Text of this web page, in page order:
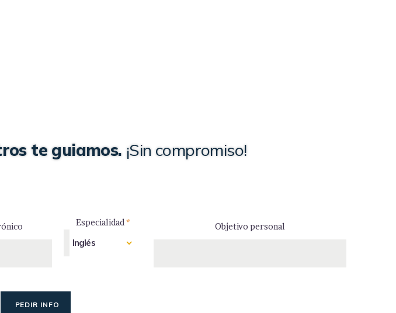
te guiamos. ¡Sin compromiso!
Especialidad * Objetivo personal